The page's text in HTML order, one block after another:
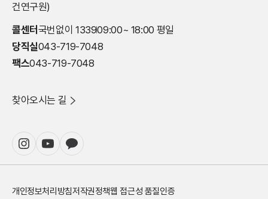
건연구원)
콜센터 국번없이 133909:00~ 18:00 평일
당직실043-719-7048
팩스043-719-7048
찾아오시는 길
개인정보처리방침저작권정책웹 접근성 품질인증